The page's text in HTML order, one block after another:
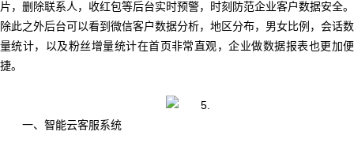
片，删除联系人，收红包等后台实时预警，时刻防范企业客户数据安全。
除此之外后台可以看到微信客户数据分析，地区分布，男女比例，会话数
量统计，以及粉丝增量统计在首页非常直观，企业做数据报表也更加便
捷。
一、智能云客服系统